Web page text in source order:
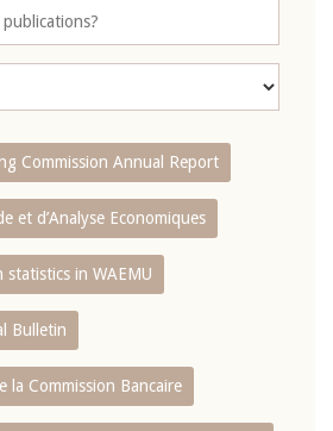
Commission Annual Report
et d’Analyse Economiques
statistics in WAEMU
Bulletin
la Commission Bancaire